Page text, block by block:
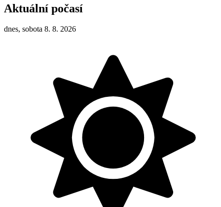
Aktuální počasí
dnes, sobota 8. 8. 2026